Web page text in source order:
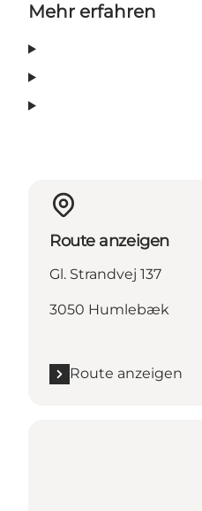
Mehr erfahren
Route anzeigen
Gl. Strandvej 137
3050 Humlebæk
Route anzeigen